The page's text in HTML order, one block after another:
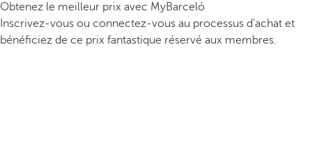
Obtenez le meilleur prix avec MyBarceló
Inscrivez-vous ou connectez-vous au processus d’achat et
bénéficiez de ce prix fantastique réservé aux membres.